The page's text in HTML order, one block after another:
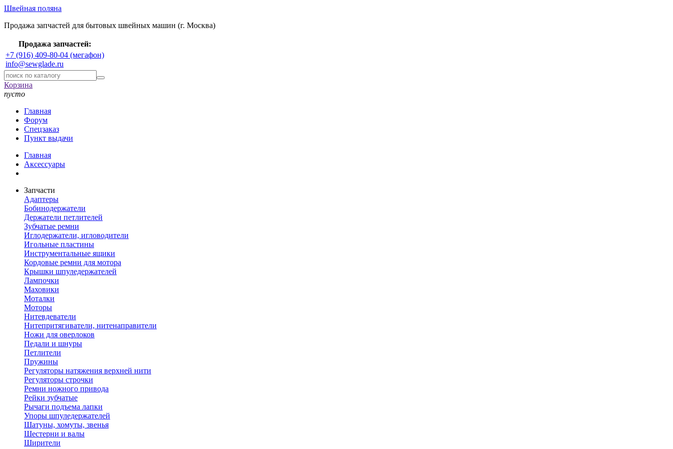
Швейная поляна
Продажа запчастей для бытовых швейных машин (г. Москва)
Продажа запчастей:
+7 (916) 409-80-04 (мегафон)
info@sewglade.ru
Корзина
пусто
Главная
Форум
Спецзаказ
Пункт выдачи
Главная
Аксессуары
Запчасти
Адаптеры
Бобинодержатели
Держатели петлителей
Зубчатые ремни
Иглодержатели, игловодители
Игольные пластины
Инструментальные ящики
Кордовые ремни для мотора
Крышки шпуледержателей
Лампочки
Маховики
Моталки
Моторы
Нитевдеватели
Нитепритягиватели, нитенаправители
Ножи для оверлоков
Педали и шнуры
Петлители
Пружины
Регуляторы натяжения верхней нити
Регуляторы строчки
Ремни ножного привода
Рейки зубчатые
Рычаги подъема лапки
Упоры шпуледержателей
Шатуны, хомуты, звенья
Шестерни и валы
Ширители